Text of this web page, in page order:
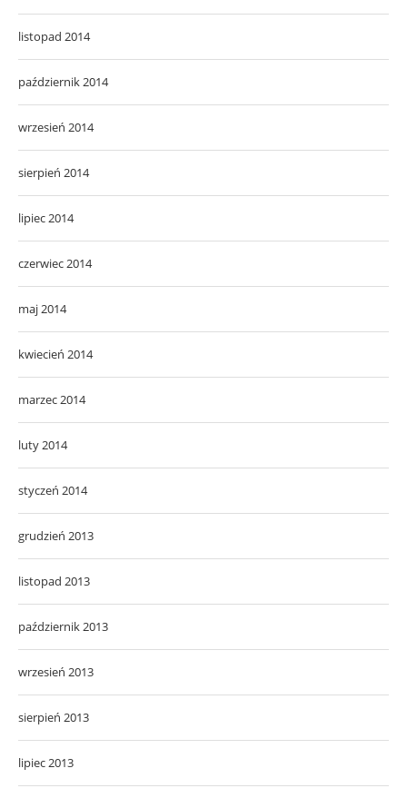
listopad 2014
październik 2014
wrzesień 2014
sierpień 2014
lipiec 2014
czerwiec 2014
maj 2014
kwiecień 2014
marzec 2014
luty 2014
styczeń 2014
grudzień 2013
listopad 2013
październik 2013
wrzesień 2013
sierpień 2013
lipiec 2013